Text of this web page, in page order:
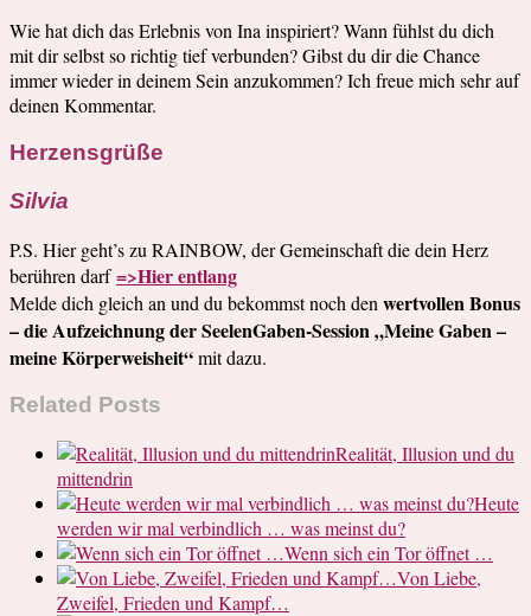
Wie hat dich das Erlebnis von Ina inspiriert? Wann fühlst du dich
mit dir selbst so richtig tief verbunden? Gibst du dir die Chance
immer wieder in deinem Sein anzukommen? Ich freue mich sehr auf
deinen Kommentar.
Herzensgrüße
Silvia
P.S. Hier geht’s zu RAINBOW, der Gemeinschaft die dein Herz
berühren darf=>Hier entlang
Melde dich gleich an und du bekommst noch den wertvollen Bonus
– die Aufzeichnung der SeelenGaben-Session „Meine Gaben –
meine Körperweisheit“mit dazu.
Related Posts
Realität, Illusion und du
mittendrin
Heute
werden wir mal verbindlich … was meinst du?
Wenn sich ein Tor öffnet …
Von Liebe,
Zweifel, Frieden und Kampf…